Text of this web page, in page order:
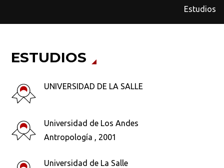
Estudios
ESTUDIOS
UNIVERSIDAD DE LA SALLE
Universidad de Los Andes
Antropología , 2001
Universidad de La Salle
Busca en la escuela